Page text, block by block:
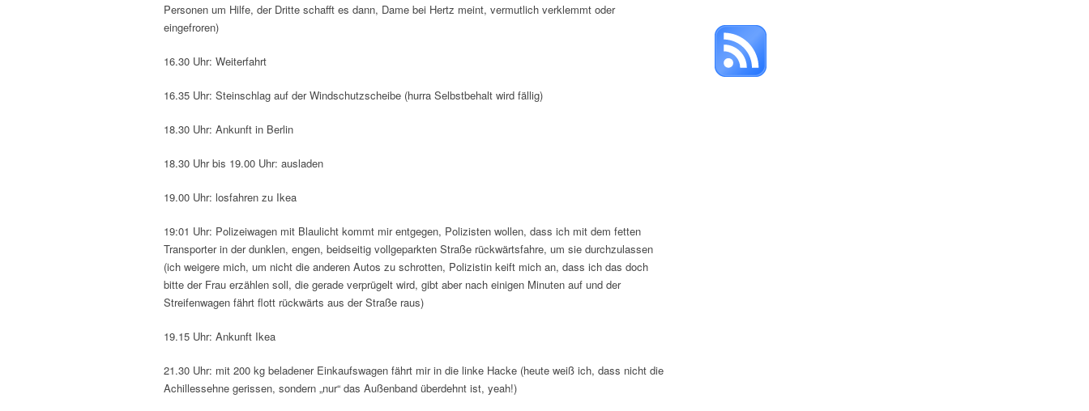
Personen um Hilfe, der Dritte schafft es dann, Dame bei Hertz meint, vermutlich verklemmt oder
eingefroren)
16.30 Uhr: Weiterfahrt
16.35 Uhr: Steinschlag auf der Windschutzscheibe (hurra Selbstbehalt wird fällig)
18.30 Uhr: Ankunft in Berlin
18.30 Uhr bis 19.00 Uhr: ausladen
19.00 Uhr: losfahren zu Ikea
19:01 Uhr: Polizeiwagen mit Blaulicht kommt mir entgegen, Polizisten wollen, dass ich mit dem fetten
Transporter in der dunklen, engen, beidseitig vollgeparkten Straße rückwärtsfahre, um sie durchzulassen
(ich weigere mich, um nicht die anderen Autos zu schrotten, Polizistin keift mich an, dass ich das doch
bitte der Frau erzählen soll, die gerade verprügelt wird, gibt aber nach einigen Minuten auf und der
Streifenwagen fährt flott rückwärts aus der Straße raus)
19.15 Uhr: Ankunft Ikea
21.30 Uhr: mit 200 kg beladener Einkaufswagen fährt mir in die linke Hacke (heute weiß ich, dass nicht die
Achillessehne gerissen, sondern „nur“ das Außenband überdehnt ist, yeah!)